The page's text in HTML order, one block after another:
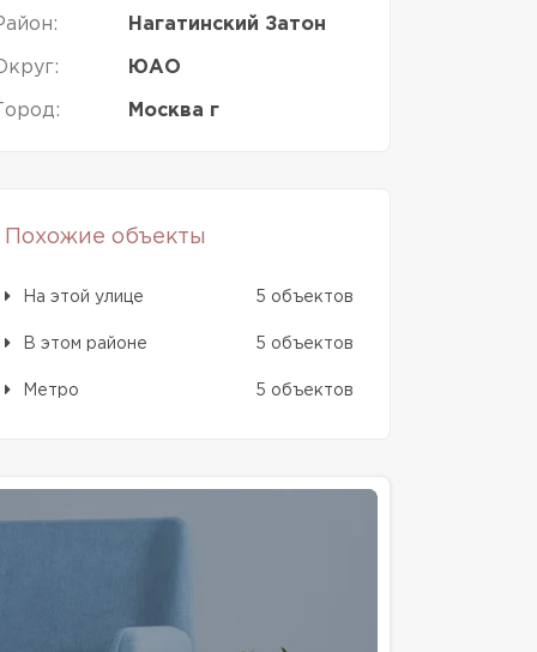
Нагатинский Затон
ЮАО
Москва г
Похожие объекты
На этой улице 5 объектов
В этом районе 5 объектов
Метро 5 объектов